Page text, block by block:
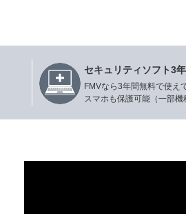
セキュリティソフト3
FMVなら3年間無料で使え
スマホも保護可能（一部機